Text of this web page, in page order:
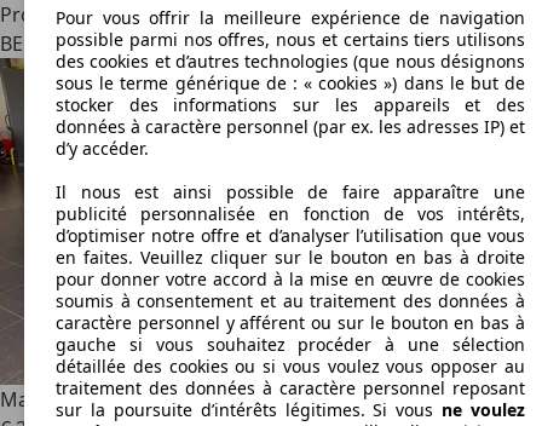
Professionnel
BE 2830Willebroek
Mazda 33 Sedan 2.0i e-Skyactiv-G Skycruise
Pour vous offrir la meilleure expérience de navigation
possible parmi nos offres, nous et certains tiers utilisons
des cookies et d’autres technologies (que nous désignons
sous le terme générique de : « cookies ») dans le but de
stocker des informations sur les appareils et des
données à caractère personnel (par ex. les adresses IP) et
d’y accéder.
Il nous est ainsi possible de faire apparaître une
publicité personnalisée en fonction de vos intérêts,
d’optimiser notre offre et d’analyser l’utilisation que vous
en faites. Veuillez cliquer sur le bouton en bas à droite
pour donner votre accord à la mise en œuvre de cookies
soumis à consentement et au traitement des données à
caractère personnel y afférent ou sur le bouton en bas à
gauche si vous souhaitez procéder à une sélection
détaillée des cookies ou si vous voulez vous opposer au
traitement des données à caractère personnel reposant
sur la poursuite d’intérêts légitimes. Si vous ne voulez